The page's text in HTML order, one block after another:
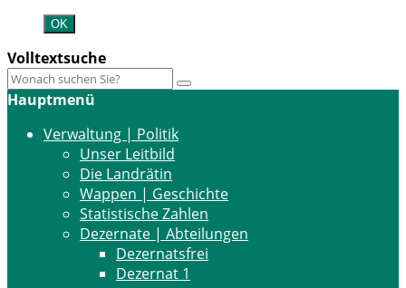
OK
Volltextsuche
Hauptmenü
Verwaltung | Politik
Unser Leitbild
Die Landrätin
Wappen | Geschichte
Statistische Zahlen
Dezernate | Abteilungen
Dezernatsfrei
Dezernat 1